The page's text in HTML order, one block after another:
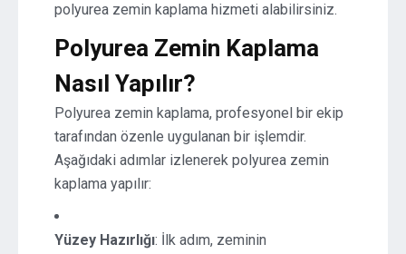
polyurea zemin kaplama hizmeti alabilirsiniz.
Polyurea Zemin Kaplama
Nasıl Yapılır?
Polyurea zemin kaplama, profesyonel bir ekip
tarafından özenle uygulanan bir işlemdir.
Aşağıdaki adımlar izlenerek polyurea zemin
kaplama yapılır:
Yüzey Hazırlığı: İlk adım, zeminin